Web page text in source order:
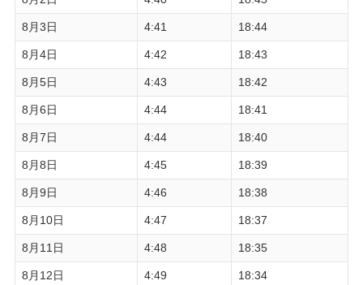
8月3日 4:41 18:44
8月4日 4:42 18:43
8月5日 4:43 18:42
8月6日 4:44 18:41
8月7日 4:44 18:40
8月8日 4:45 18:39
8月9日 4:46 18:38
8月10日 4:47 18:37
8月11日 4:48 18:35
8月12日 4:49 18:34